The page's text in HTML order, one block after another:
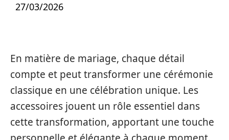
27/03/2026
En matière de mariage, chaque détail
compte et peut transformer une cérémonie
classique en une célébration unique. Les
accessoires jouent un rôle essentiel dans
cette transformation, apportant une touche